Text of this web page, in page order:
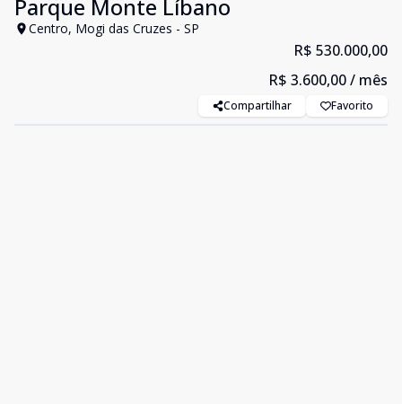
Parque Monte Líbano
Centro, Mogi das Cruzes - SP
R$ 530.000,00
R$ 3.600,00/ mês
Compartilhar Favorito